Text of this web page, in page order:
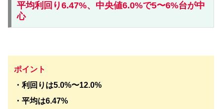
平均利回り6.47%、中央値6.0%で5〜6%台が中
心
ポイント
・利回りは5.0%〜12.0%
・平均は6.47%